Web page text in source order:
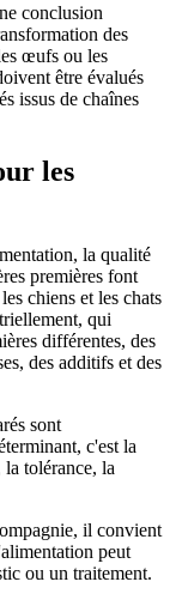
conclusion
des
œufs ou les
être évalués
issus de chaînes
les
la qualité
premières font
chiens et les chats
qui
différentes, des
des additifs et des
sont
c'est la
la tolérance, la
il convient
peut
ou un traitement.